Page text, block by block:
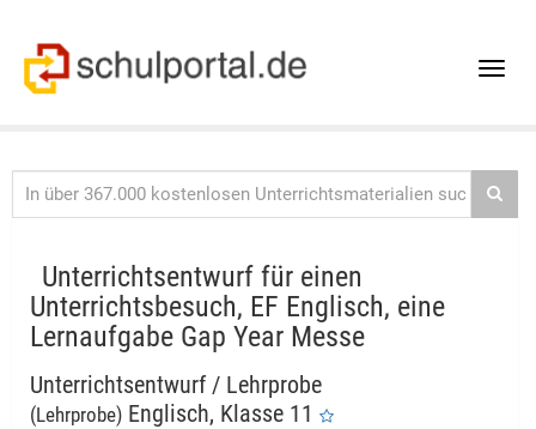
Toggle
Unterrichtsentwurf für einen
Unterrichtsbesuch, EF Englisch, eine
Lernaufgabe Gap Year Messe
Unterrichtsentwurf / Lehrprobe
(Lehrprobe) Englisch, Klasse 11